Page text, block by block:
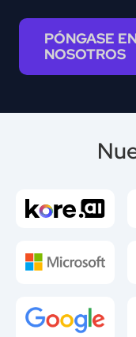
PÓNGASE
NOSOTROS